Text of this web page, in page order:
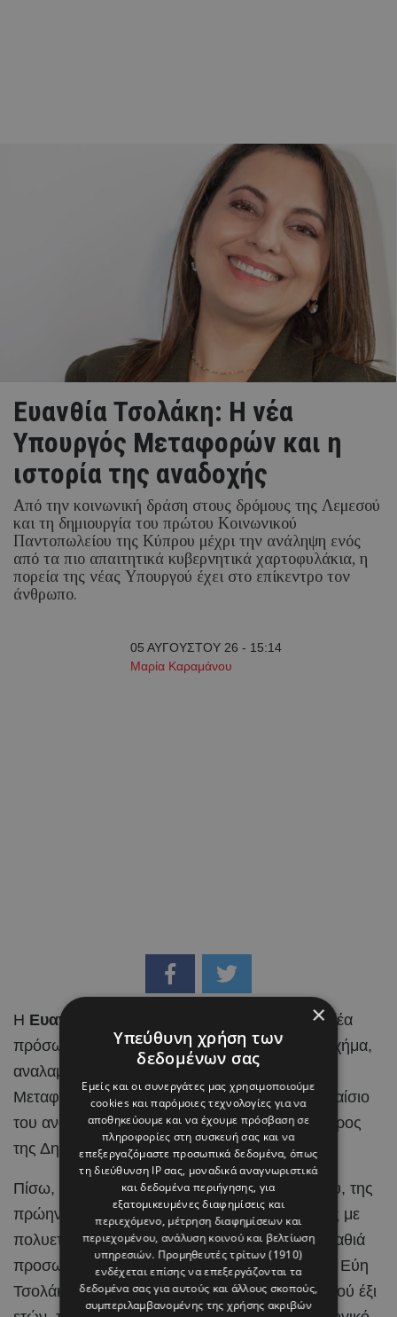
Ευανθία Τσολάκη: Η νέα
Υπουργός Μεταφορών και η
ιστορία της αναδοχής
Από την κοινωνική δράση στους δρόμους της Λεμεσού
και τη δημιουργία του πρώτου Κοινωνικού
Παντοπωλείου της Κύπρου μέχρι την ανάληψη ενός
από τα πιο απαιτητικά κυβερνητικά χαρτοφυλάκια, η
πορεία της νέας Υπουργού έχει στο επίκεντρο τον
άνθρωπο.
05 ΑΥΓΟΥΣΤΟΥ 26 - 15:14
Μαρία Καραμάνου
Η Ευανθία – Εύη Τσολάκη
είναι ένα από τα νέα
πρόσωπα που εισέρχονται στο κυβερνητικό σχήμα,
αναλαμβάνοντας την ηγεσία του Υπουργείου
Μεταφορών, Επικοινωνιών και Έργων στο πλαίσιο
του ανασχηματισμού που αποφάσισε ο Πρόεδρος
της Δημοκρατίας,Νίκος Χριστοδουλίδης.
Πίσω, όμως, από το βιογραφικό της δικηγόρου, της
πρώην δημοτικής συμβούλου και της γυναίκας με
πολυετή πολιτική παρουσία, υπάρχει και μια βαθιά
προσωπική ιστορία κοινωνικής προσφοράς, η Εύη
Τσολάκη υπήρξε ανάδοχη μητέρα ενός κοριτσιού έξι
×
Υπεύθυνη χρήση των
δεδομένων σας
Εμείς και οι συνεργάτες μας χρησιμοποιούμε
cookies και παρόμοιες τεχνολογίες για να
αποθηκεύουμε και να έχουμε πρόσβαση σε
πληροφορίες στη συσκευή σας και να
επεξεργαζόμαστε προσωπικά δεδομένα, όπως
τη διεύθυνση IP σας, μοναδικά αναγνωριστικά
και δεδομένα περιήγησης, για
εξατομικευμένες διαφημίσεις και
περιεχόμενο, μέτρηση διαφημίσεων και
περιεχομένου, ανάλυση κοινού και βελτίωση
υπηρεσιών. Προμηθευτές τρίτων (1910)
ενδέχεται επίσης να επεξεργάζονται τα
δεδομένα σας για αυτούς και άλλους σκοπούς,
συμπεριλαμβανομένης της χρήσης ακριβών